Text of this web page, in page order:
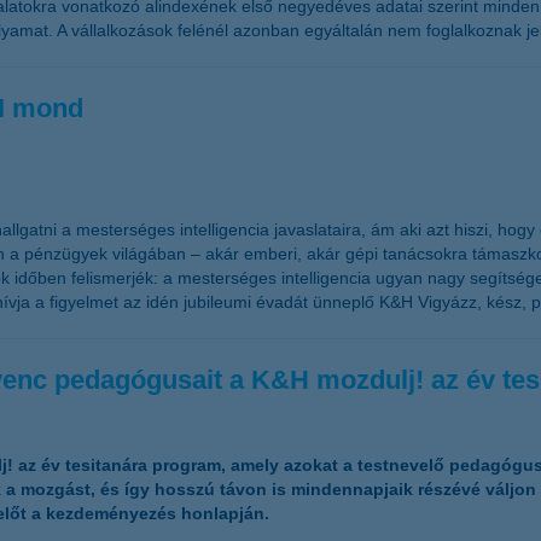
vonatkozó alindexének első negyedéves adatai szerint
A vállalkozások felénél azonban egyáltalán nem foglalkoznak
mond
a mesterséges intelligencia javaslataira, ám aki azt hiszi,
pénzügyek világában – akár emberi, akár gépi tanácsokra
felismerjék: a mesterséges intelligencia ugyan nagy
a figyelmet az idén jubileumi évadát ünneplő K&H Vigyázz,
pedagógusait a K&H mozdulj! az év
az év tesitanára program, amely azokat a testnevelő
mozgást, és így hosszú távon is mindennapjaik részévé
a kezdeményezés honlapján.